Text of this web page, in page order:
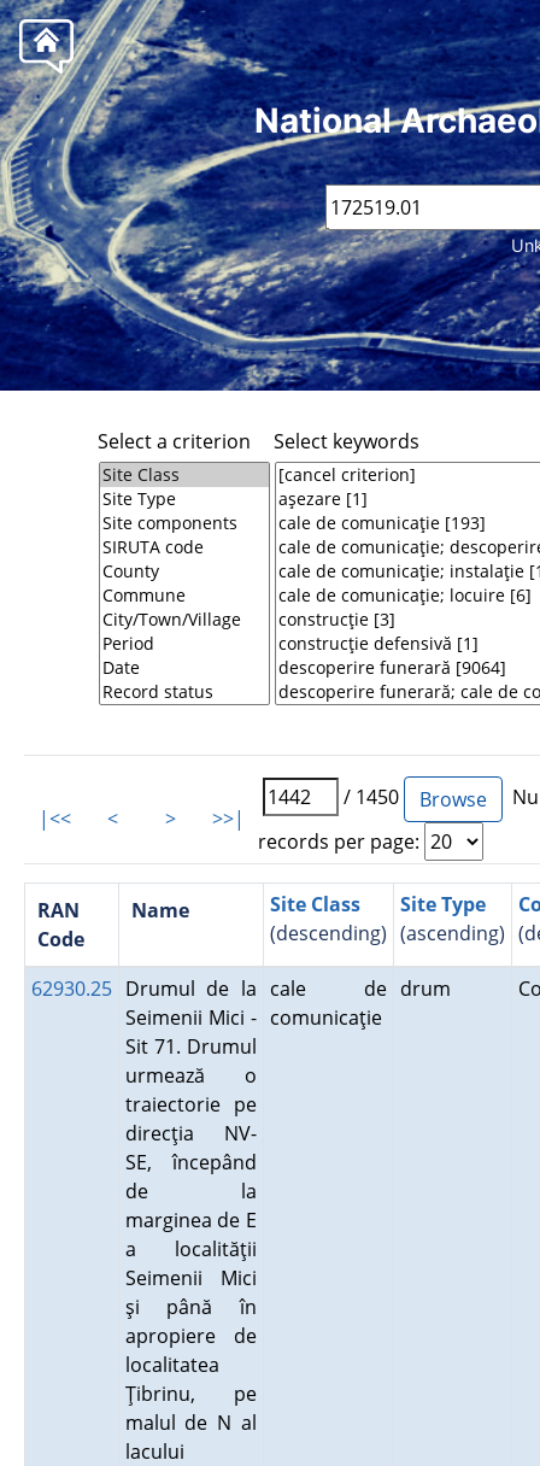
National
Select a criterion Select keywords
|<< < > >>|
/ 1450
records per page:
RAN
Code
Name
Site Class
(descending)
Site Type
(ascending)
62930.25 Drumul de la
Seimenii Mici -
Sit 71. Drumul
urmează o
traiectorie pe
direcţia NV-
SE, începând
de la
marginea de E
a localităţii
Seimenii Mici
şi până în
apropiere de
localitatea
Ţibrinu, pe
malul de N al
lacului
cale de
comunicaţie
drum